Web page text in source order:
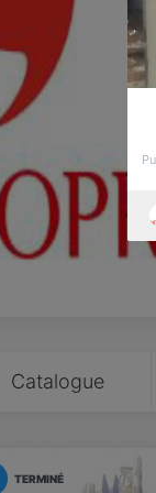
Catalogue
TERMINÉ